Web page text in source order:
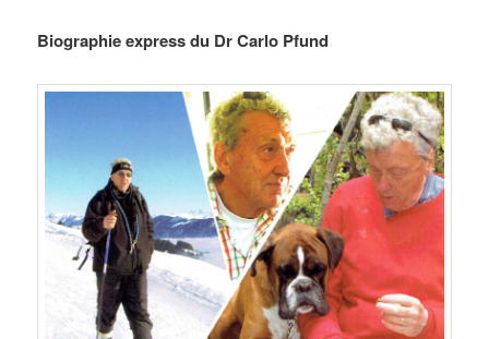
Biographie express du Dr Carlo Pfund